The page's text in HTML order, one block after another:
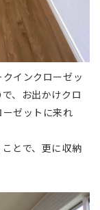
インクローゼッ
、お出かけクロ
ゼットに来れ
とで、更に収納